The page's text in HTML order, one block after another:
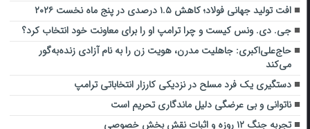
افت تولید جهانی فولاد؛ کاهش ۱.۵ درصدی در پنج ماه نخست ۲۰۲۶
جی. دی. ونس کیست و چرا ترامپ او را برای معاونت خود انتخاب کرد؟
حاج‌علی‌اکبری: جاهلیت مدرن، هویت زن را به نام آزادی زنده‌به‌گور
می‌کند
دستگیری یک فرد مسلح در نزدیکی کارزار انتخاباتی ترامپ
ناتوانی و بی عرضگی دلیل ماندگاری تحریم است
تجربه جنگ ۱۲ روزه و اثبات نقش بخش خصوصی